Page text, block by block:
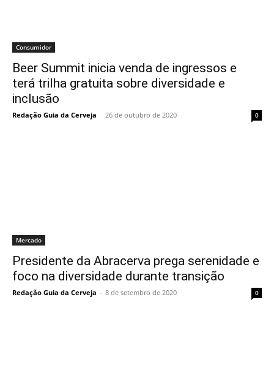
Consumidor
Beer Summit inicia venda de ingressos e
terá trilha gratuita sobre diversidade e
inclusão
Redação Guia da Cerveja - 26 de outubro de 2020 0
Mercado
Presidente da Abracerva prega serenidade e
foco na diversidade durante transição
Redação Guia da Cerveja - 8 de setembro de 2020 0